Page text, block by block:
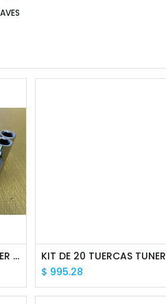
KIT DE 12 TUERCAS TUNER 12X1.5 HEXAGONAL CON LLAVE
$ 995.28